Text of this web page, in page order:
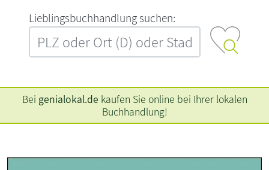
L‍i‍e‍b‍l‍i‍n‍g‍s‍b‍u‍c‍h‍h‍a‍n‍d‍l‍u‍n‍g‍ ‍s‍u‍c‍h‍e‍n‍:‍
Bei genialokal.de kaufen Sie online bei Ihrer lokalen
Buchhandlung!